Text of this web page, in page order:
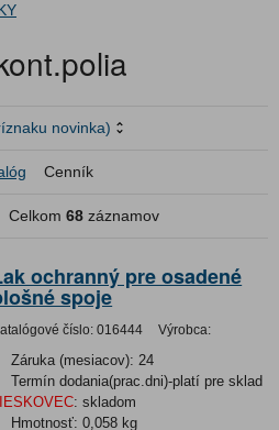
novinka)
Cenník
Celkom 68 záznamov
ochranný pre osadené
spoje
číslo: 016444 Výrobca:
Záruka (mesiacov): 24
Termín dodania(prac.dni)-platí pre sklad
: skladom
Hmotnosť:0,058 kg